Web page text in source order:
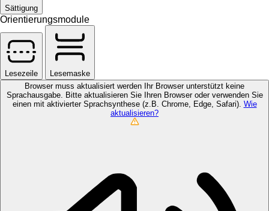
Sättigung
Orientierungsmodule
Lesezeile
Lesemaske
Browser muss aktualisiert werden Ihr Browser unterstützt keine
Sprachausgabe. Bitte aktualisieren Sie Ihren Browser oder verwenden Sie
einen mit aktivierter Sprachsynthese (z.B. Chrome, Edge, Safari). Wie
aktualisieren?